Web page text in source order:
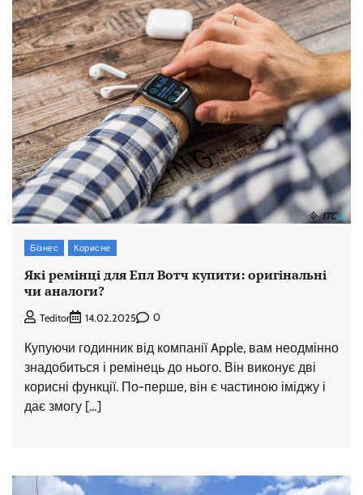
Бізнес Корисне
Які ремінці для Епл Вотч купити: оригінальні
чи аналоги?
Teditor 14.02.2025 0
Купуючи годинник від компанії Apple, вам неодмінно
знадобиться і ремінець до нього. Він виконує дві
корисні функції. По-перше, він є частиною іміджу і
дає змогу […]